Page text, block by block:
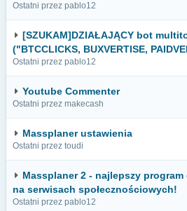
Ostatni przez pablo12
[SZUKAM]DZIAŁAJĄCY bot
("BTCCLICKS, BUXVERTISE,
Ostatni przez pablo12
Youtube Commenter
Ostatni przez makecash
Massplaner ustawienia
Ostatni przez toudi
Massplaner 2 - najlepszy program
na serwisach społecznościowych!
Ostatni przez pablo12